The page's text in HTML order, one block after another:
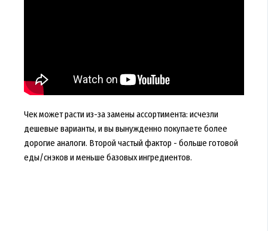
Чек может расти из-за замены ассортимента: исчезли
дешевые варианты, и вы вынужденно покупаете более
дорогие аналоги. Второй частый фактор - больше готовой
еды/снэков и меньше базовых ингредиентов.